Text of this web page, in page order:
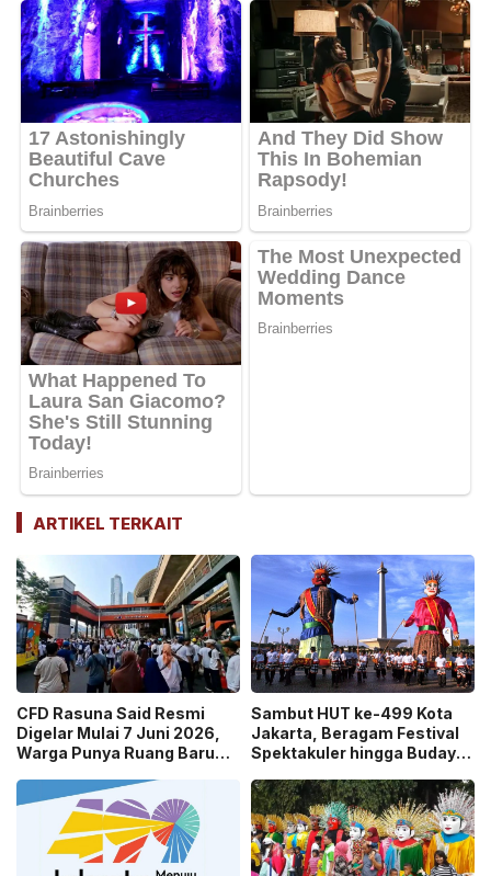
ARTIKEL TERKAIT
CFD Rasuna Said Resmi
Digelar Mulai 7 Juni 2026,
Warga Punya Ruang Baru
Sambut HUT ke-499 Kota
Jakarta, Beragam Festival
Spektakuler hingga Budaya